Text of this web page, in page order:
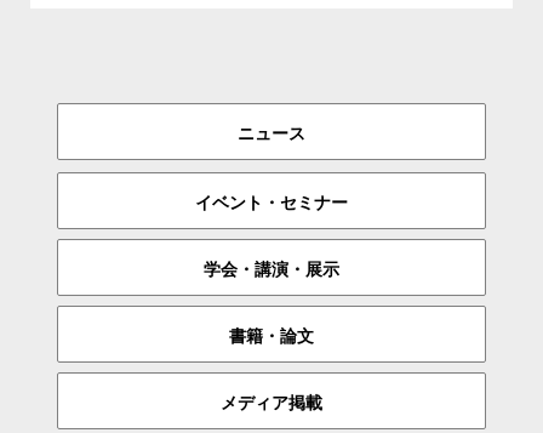
ニュース
イベント・セミナー
学会・講演・展示
書籍・論文
メディア掲載